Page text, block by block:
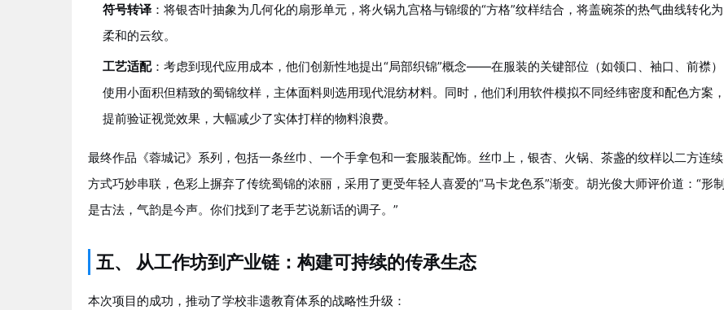
符号转译 ：将银杏叶抽象为几何化的扇形单元，将火锅九宫格与锦缎的“方格”纹样结合，将盖碗茶的热气曲线转化为
柔和的云纹。
工艺适配：考虑到现代应用成本，他们创新性地提出“局部织锦”概念——在服装的关键部位（如领口、袖口、前襟）
使用小面积但精致的蜀锦纹样，主体面料则选用现代混纺材料。同时，他们利用软件模拟不同经纬密度和配色方案，
提前验证视觉效果，大幅减少了实体打样的物料浪费。
最终作品《蓉城记》系列，包括一条丝巾、一个手拿包和一套服装配饰。丝巾上，银杏、火锅、茶盏的纹样以二方连续
方式巧妙串联，色彩上摒弃了传统蜀锦的浓丽，采用了更受年轻人喜爱的“马卡龙色系”渐变。胡光俊大师评价道：“形制
是古法，气韵是今声。你们找到了老手艺说新话的调子。”
五、 从工作坊到产业链：构建可持续的传承生态
本次项目的成功，推动了学校非遗教育体系的战略性升级：